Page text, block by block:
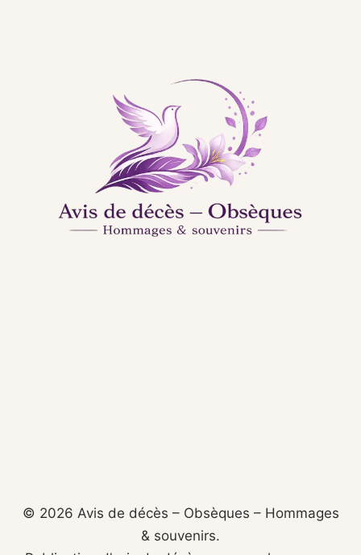
© 2026 Avis de décès – Obsèques – Hommages
& souvenirs.